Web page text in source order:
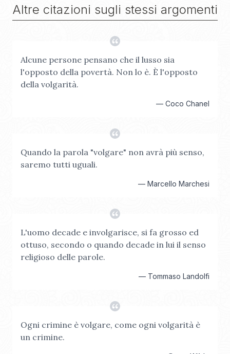
Altre citazioni sugli stessi argomenti
Alcune persone pensano che il lusso sia
l'opposto della povertà. Non lo è. È l'opposto
della volgarità.
— Coco Chanel
Quando la parola "volgare" non avrà più senso,
saremo tutti uguali.
— Marcello Marchesi
L'uomo decade e involgarisce, si fa grosso ed
ottuso, secondo o quando decade in lui il senso
religioso delle parole.
— Tommaso Landolfi
Ogni crimine è volgare, come ogni volgarità è
un crimine.